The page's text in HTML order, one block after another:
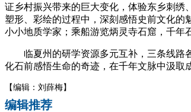
证乡村振兴带来的巨大变化，体验东乡刺绣
塑形、彩绘的过程中，深刻感悟史前文化
小小地质学家；乘船游览炳灵寺石窟，千年
临夏州的研学资源多元互补，三条线路各
化石前感悟生命的奇迹，在千年文脉中汲取
【编辑：刘薛梅】
编辑推荐